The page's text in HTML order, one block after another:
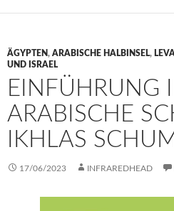
ÄGYPTEN, ARABISCHE HALBINSEL,
UND ISRAEL
EINFÜHRUNG
ARABISCHE
IKHLAS
17/06/2023 INFRAREDHEAD